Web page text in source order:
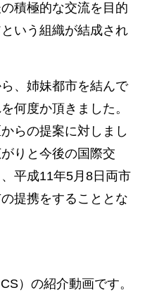
積極的な交流を目的
いう組織が結成され
、姉妹都市を結んで
何度か頂きました。
らの提案に対しまし
りと今後の国際交
平成11年5月8日両市
提携をすることとな
）の紹介動画です。